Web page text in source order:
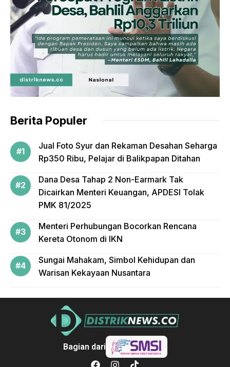
Berita Populer
Jual Foto Syur dan Rekaman Desahan Seharga
Rp350 Ribu, Pelajar di Balikpapan Ditahan
Dana Desa Tahap 2 Non-Earmark Tak
Dicairkan Menteri Keuangan, APDESI Tolak
PMK 81/2025
Menteri Perhubungan Bocorkan Rencana
Kereta Otonom di IKN
Sungai Mahakam, Simbol Kehidupan dan
Warisan Kekayaan Nusantara
Bagian dari